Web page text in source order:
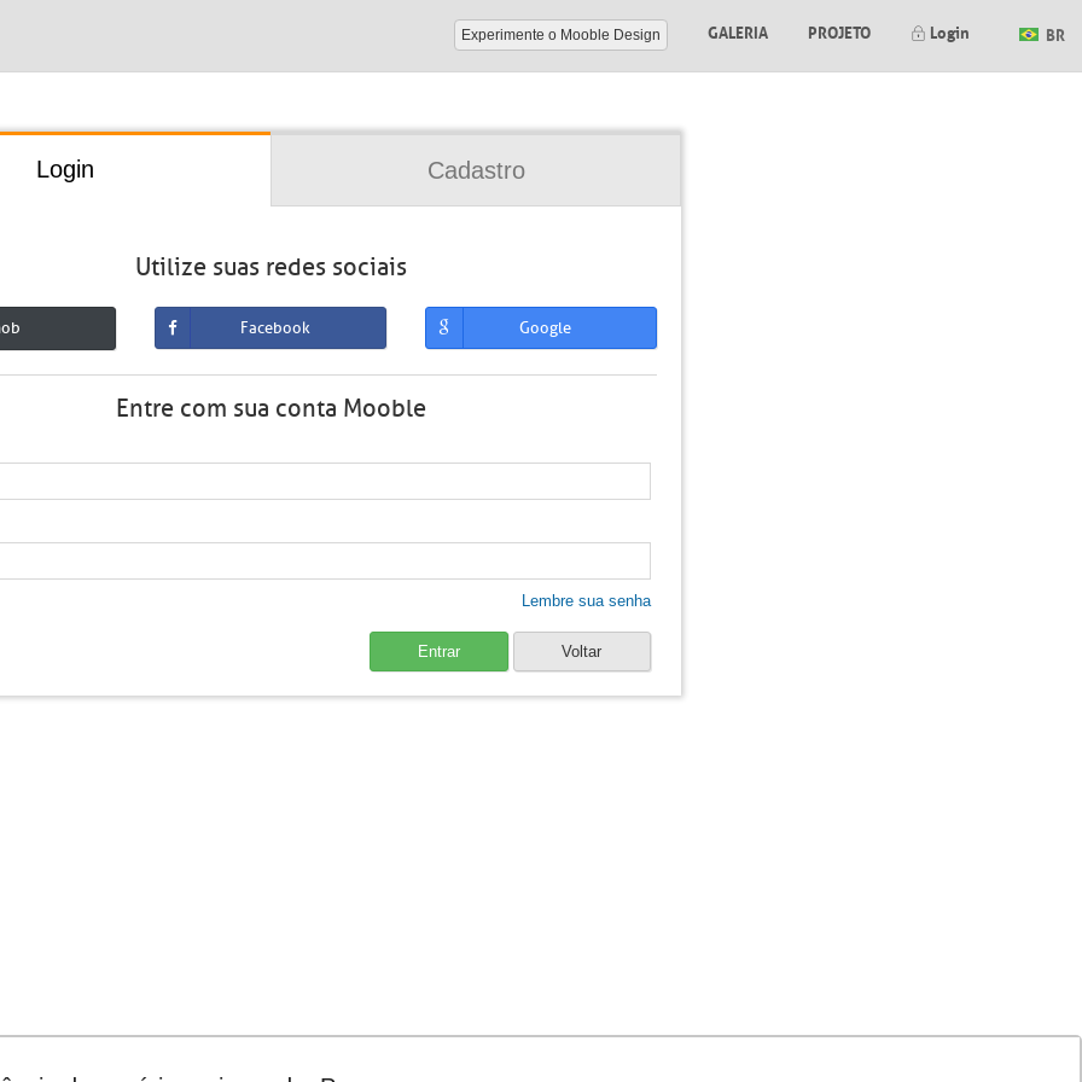
Experimente o Mooble Design GALERIA PROJETO Login BR
Login Cadastro
Utilize suas redes sociais
Facebook Google
Entre com sua conta Mooble
Lembre sua senha
Entrar Voltar